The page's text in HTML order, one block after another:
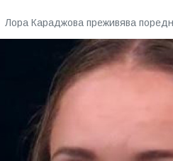
Лора Караджова преживява